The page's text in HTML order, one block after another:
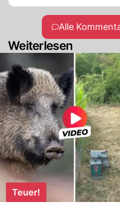
Alle
Weiterlesen
Teuer!